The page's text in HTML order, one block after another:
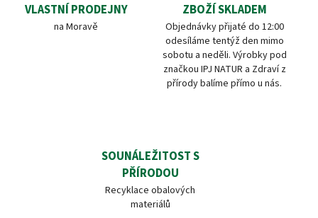
VLASTNÍ PRODEJNY
na Moravě
ZBOŽÍ SKLADEM
Objednávky přijaté do 12:00
odesíláme tentýž den mimo
sobotu a neděli. Výrobky pod
značkou IPJ NATUR a Zdraví z
přírody balíme přímo u nás.
SOUNÁLEŽITOST S
PŘÍRODOU
Recyklace obalových
materiálů